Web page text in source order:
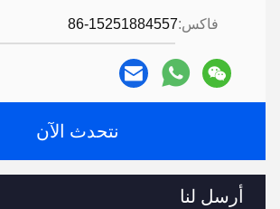
فاكس:86-15251884557
نتحدث الآن
أرسل لنا